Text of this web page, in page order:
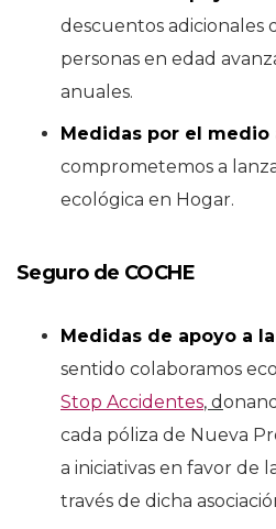
descuentos adicionales
personas en edad
anuales.
Medidas por el medio
comprometemos a
ecológica en Hogar.
Seguro de COCHE
Medidas de apoyo a
sentido colaboramos
Stop Accidentes, d
cada póliza de Nueva
a iniciativas en favor de
través de dicha